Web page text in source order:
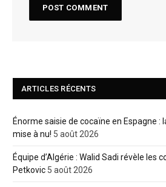
ARTICLES RÉCENTS
Énorme saisie de cocaïne en Espagne :
mise à nu! 5 août 2026
Équipe d’Algérie : Walid Sadi révèle les
Petkovic 5 août 2026